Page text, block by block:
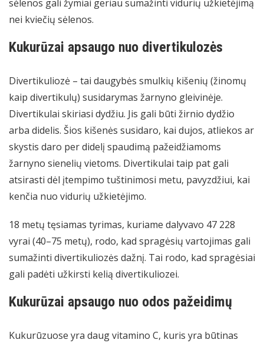
sėlenos gali žymiai geriau sumažinti vidurių užkietėjimą
nei kviečių sėlenos.
Kukurūzai apsaugo nuo divertikulozės
Divertikuliozė – tai daugybės smulkių kišenių (žinomų
kaip divertikulų) susidarymas žarnyno gleivinėje.
Divertikulai skiriasi dydžiu. Jis gali būti žirnio dydžio
arba didelis. Šios kišenės susidaro, kai dujos, atliekos ar
skystis daro per didelį spaudimą pažeidžiamoms
žarnyno sienelių vietoms. Divertikulai taip pat gali
atsirasti dėl įtempimo tuštinimosi metu, pavyzdžiui, kai
kenčia nuo vidurių užkietėjimo.
18 metų tęsiamas tyrimas, kuriame dalyvavo 47 228
vyrai (40–75 metų), rodo, kad spragėsių vartojimas gali
sumažinti divertikuliozės dažnį. Tai rodo, kad spragėsiai
gali padėti užkirsti kelią divertikuliozei.
Kukurūzai apsaugo nuo odos pažeidimų
Kukurūzuose yra daug vitamino C, kuris yra būtinas